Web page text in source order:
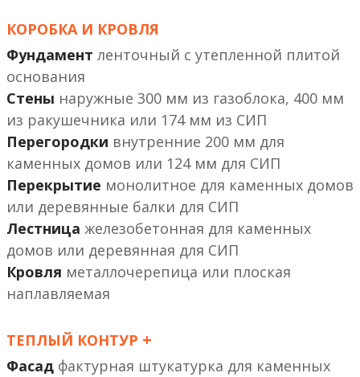
КОРОБКА И КРОВЛЯ
Фундамент ленточный с утепленной плитой
основания
Стены наружные 300 мм из газоблока, 400 мм
из ракушечника или 174 мм из СИП
Перегородки внутренние 200 мм
или 124 мм
Перекрытие монолитное
или деревянные балки
Лестница железобетонная
или деревянная
Кровля металлочерепица или плоская
наплавляемая
ТЕПЛЫЙ КОНТУР +
Фасад фактурная штукатурка